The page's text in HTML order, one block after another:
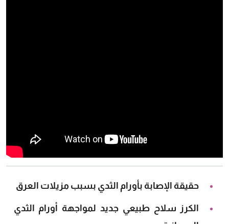
حقيقة الإصابة بأورام الثدي بسبب مزيلات العرق
الكرز سلاح طبيعي جديد لمواجهة أورام الثدي